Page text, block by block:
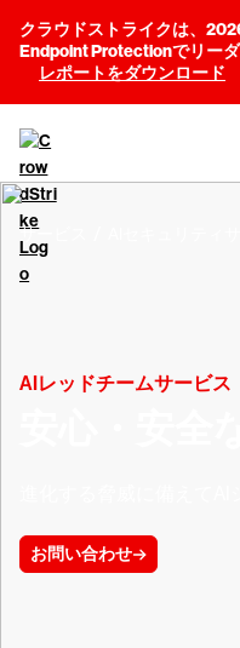
クラウドストライクは、
Endpoint Protectionでリーダ
レポートをダウンロード
サービス
AIレッドチームサービス
お問い合わせ